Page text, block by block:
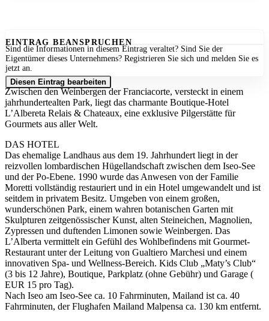
EINTRAG BEANSPRUCHEN
Sind die Informationen in diesem Eintrag veraltet? Sind Sie der
Eigentümer dieses Unternehmens? Registrieren Sie sich und melden Sie es
jetzt an.
Diesen Eintrag bearbeiten
Zwischen den Weinbergen der Franciacorte, versteckt in einem
jahrhundertealten Park, liegt das charmante Boutique-Hotel
L’Albereta Relais & Chateaux, eine exklusive Pilgerstätte für
Gourmets aus aller Welt.
DAS HOTEL
Das ehemalige Landhaus aus dem 19. Jahrhundert liegt in der
reizvollen lombardischen Hügellandschaft zwischen dem Iseo-See
und der Po-Ebene. 1990 wurde das Anwesen von der Familie
Moretti vollständig restauriert und in ein Hotel umgewandelt und ist
seitdem in privatem Besitz. Umgeben von einem großen,
wunderschönen Park, einem wahren botanischen Garten mit
Skulpturen zeitgenössischer Kunst, alten Steineichen, Magnolien,
Zypressen und duftenden Limonen sowie Weinbergen. Das
L’Alberta vermittelt ein Gefühl des Wohlbefindens mit Gourmet-
Restaurant unter der Leitung von Gualtiero Marchesi und einem
innovativen Spa- und Wellness-Bereich. Kids Club „Maty’s Club“
(3 bis 12 Jahre), Boutique, Parkplatz (ohne Gebühr) und Garage (
EUR 15 pro Tag).
Nach Iseo am Iseo-See ca. 10 Fahrminuten, Mailand ist ca. 40
Fahrminuten, der Flughafen Mailand Malpensa ca. 130 km entfernt.